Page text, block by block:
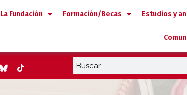
La Fundación Formación/Becas Estudios y